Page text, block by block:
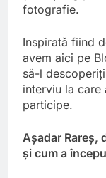
fotografie.
Inspirată fiind
avem aici pe
să-l
interviu la
participe.
Aşadar Rareş,
şi cum a